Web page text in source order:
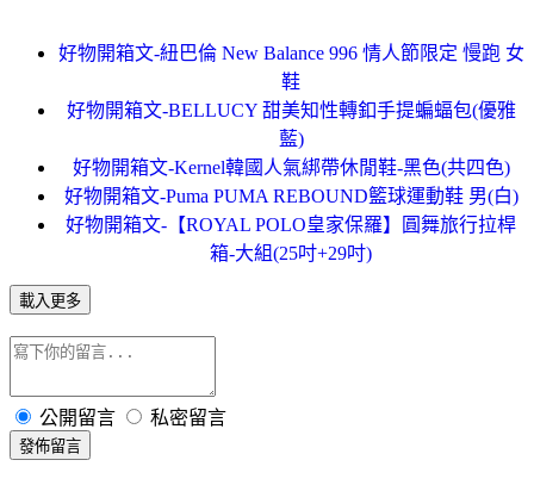
好物開箱文-紐巴倫 New Balance 996 情人節限定 慢跑 女
鞋
好物開箱文-BELLUCY 甜美知性轉釦手提蝙蝠包(優雅
藍)
好物開箱文-Kernel韓國人氣綁帶休閒鞋-黑色(共四色)
好物開箱文-Puma PUMA REBOUND籃球運動鞋 男(白)
好物開箱文-【ROYAL POLO皇家保羅】圓舞旅行拉桿
箱-大組(25吋+29吋)
載入更多
公開留言 私密留言
發佈留言